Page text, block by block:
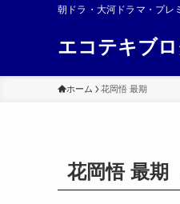
朝ドラ・大河ドラマ・プレ
エコテキブ
ホーム 花岡悟 最期
花岡悟 最期